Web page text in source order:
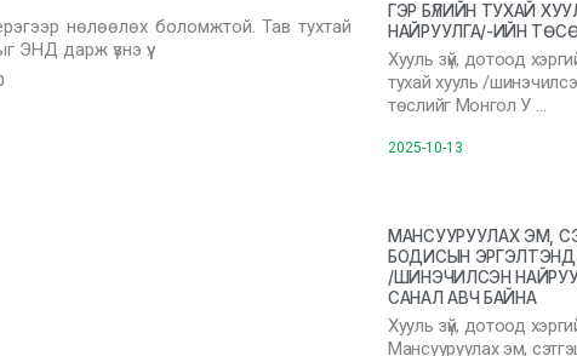
нөлөөлөх боломжтой. Тав тухтай
ЭНД дарж үзнэ үү.
ГЭР БҮЛИЙН ТУХАЙ
НАЙРУУЛГА/-ИЙН
Хууль зүй, дотоод
тухай хууль /
төслийг Монгол У …
2025-10-13
МАНСУУРУУЛАХ ЭМ,
БОДИСЫН
/ШИНЭЧИЛСЭН
САНАЛ АВЧ БАЙНА
Хууль зүй, дотоод
Мансууруулах эм,